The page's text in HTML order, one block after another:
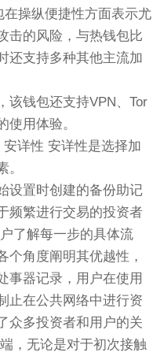
操纵便捷性方面表示尤
击的风险，与热钱包比
还支持多种其他主流加
该钱包还支持VPN、Tor
使用体验。
详性 安详性是选择加
。
设置时创建的备份助记
频繁进行交易的投资者
了解每一步的具体流
个角度阐明其优越性，
事器记录，用户在使用
止在公共网络中进行资
众多投资者和用户的关
，无论是对于初次接触